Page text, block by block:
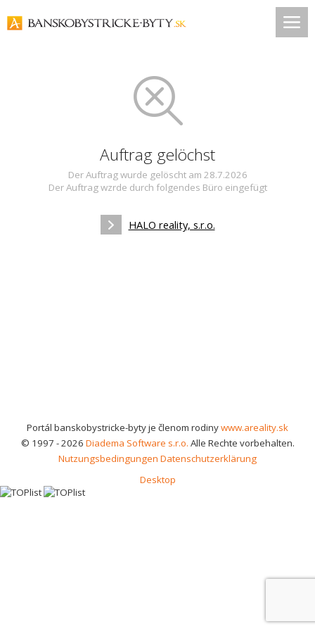
Auftrag gelöchst
Der Auftrag wurde gelöscht am 28.7.2026
Der Auftrag wzrde durch folgendes Büro eingefügt
HALO reality, s.r.o.
Portál banskobystricke-byty je členom rodinywww.areality.sk
© 1997 - 2026 Diadema Software s.r.o. Alle Rechte vorbehalten.
Nutzungsbedingungen Datenschutzerklärung
Desktop